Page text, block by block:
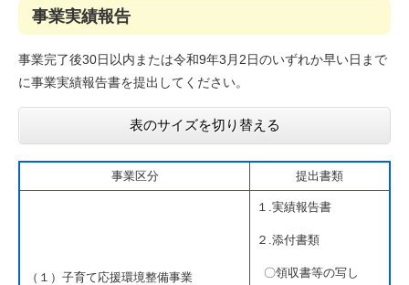
事業実績報告
事業完了後30日以内または令和9年3月2日のいずれか早い日まで
に事業実績報告書を提出してください。
表のサイズを切り替える
事業区分 提出書類
（１）子育て応援環境整備事業
１.実績報告書
２.添付書類
〇領収書等の写し